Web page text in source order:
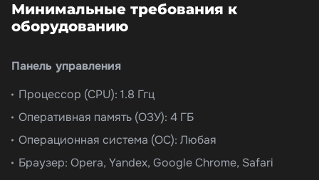
Минимальные требования к
оборудованию
Панель управления
Процессор (CPU): 1.8 Ггц
Оперативная память (ОЗУ): 4 ГБ
Операционная система (ОС): Любая
Браузер: Opera, Yandex, Google Chrome, Safari